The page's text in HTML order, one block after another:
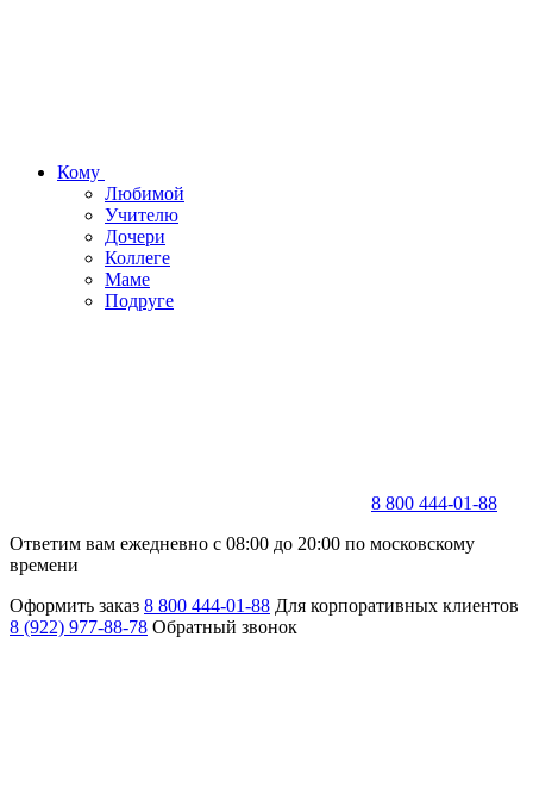
Кому
Любимой
Учителю
Дочери
Коллеге
Маме
Подруге
8 800 444-01-88
Ответим вам ежедневно с 08:00 до 20:00 по московскому
времени
Оформить заказ 8 800 444-01-88 Для корпоративных клиентов
8 (922) 977-88-78 Обратный звонок